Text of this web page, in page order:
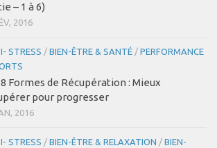
– 1 à 6)
2016
STRESS / BIEN-ÊTRE & SANTÉ / PERFORMANCE
Formes de Récupération : Mieux
pour progresser
2016
STRESS / BIEN-ÊTRE & RELAXATION / BIEN-